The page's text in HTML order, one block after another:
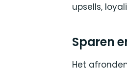
upsells,
Sparen
Het